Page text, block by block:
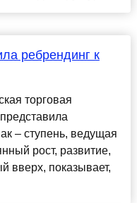
ребрендинг к
торговая
– ступень, ведущая
рост, развитие,
вверх, показывает,